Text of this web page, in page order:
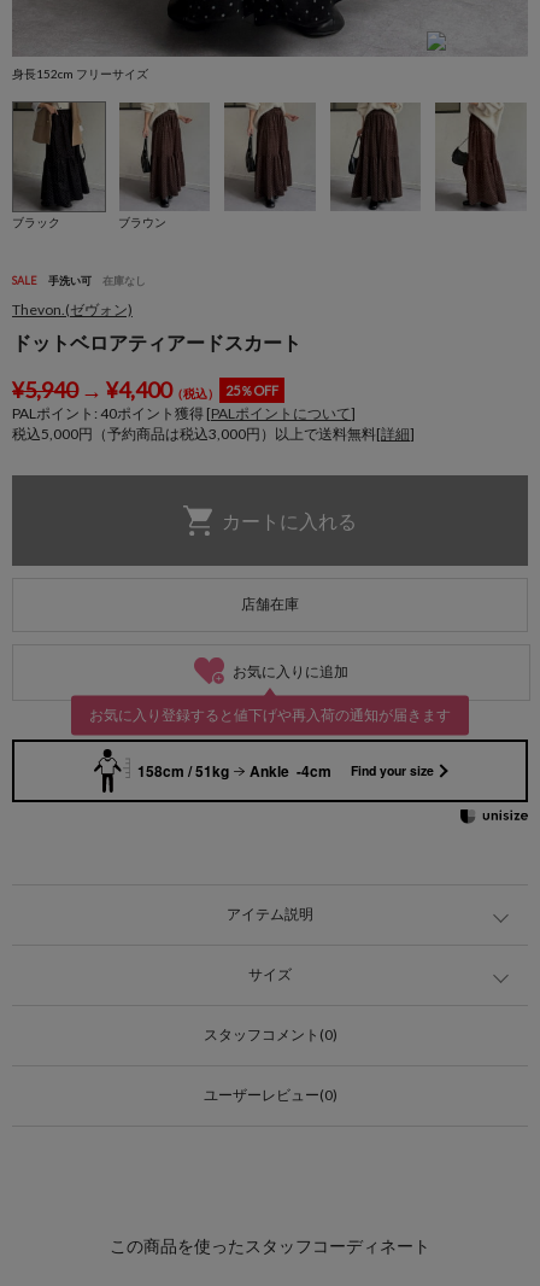
身長152cm フリーサイズ
ブラック ブラウン
SALE 手洗い可 在庫なし
Thevon.(ゼヴォン)
ドットベロアティアードスカート
¥5,940→ ¥4,400（税込） 25％OFF
PALポイント: 40ポイント獲得 [PALポイントについて]
税込5,000円（予約商品は税込3,000円）以上で送料無料[詳細]
店舗在庫
お気に入りに追加
お気に入り登録すると値下げや再入荷の通知が届きます
158cm / 51kg Ankle -4cm Find your size
アイテム説明
サイズ
スタッフコメント(0)
ユーザーレビュー(0)